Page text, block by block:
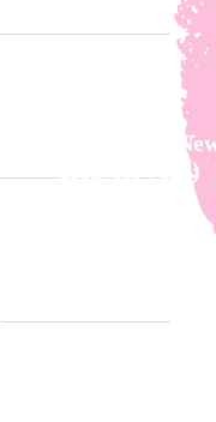
The Brand
Heavies (UK)